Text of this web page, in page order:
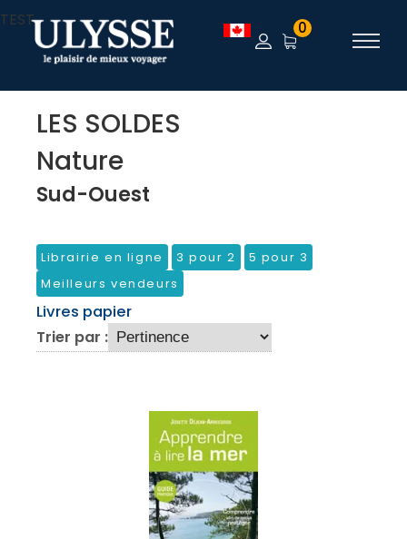
TEST 0
LES SOLDES
Nature
Sud-Ouest
Librairie en ligne 3 pour 2
5 pour 3
Meilleurs vendeurs
Livres papier
Trier par :